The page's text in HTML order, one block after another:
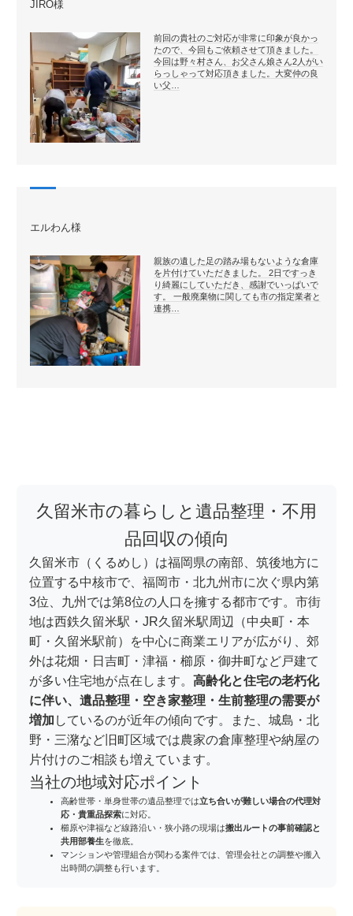
JIRO様
前回の貴社のご対応が非常に印象が良かっ
たので、今回もご依頼させて頂きました。
今回は野々村さん、お父さん娘さん2人がい
らっしゃって対応頂きました。大変仲の良
い父…
エルわん様
親族の遺した足の踏み場もないような倉庫
を片付けていただきました。 2日ですっき
り綺麗にしていただき、感謝でいっぱいで
す。 一般廃棄物に関しても市の指定業者と
連携…
久留米市の暮らしと遺品整理・不用
品回収の傾向
久留米市（くるめし）は福岡県の南部、筑後地方に
位置する中核市で、福岡市・北九州市に次ぐ県内第
3位、九州では第8位の人口を擁する都市です。市街
地は西鉄久留米駅・JR久留米駅周辺（中央町・本
町・久留米駅前）を中心に商業エリアが広がり、郊
外は花畑・日吉町・津福・櫛原・御井町など戸建て
が多い住宅地が点在します。 高齢化と住宅の老朽化
に伴い、遺品整理・空き家整理・生前整理の需要が
増加 しているのが近年の傾向です。また、城島・北
野・三潴など旧町区域では農家の倉庫整理や納屋の
片付けのご相談も増えています。
当社の地域対応ポイント
高齢世帯・単身世帯の遺品整理では立ち合いが難しい場合の代理対
応・貴重品探索に対応。
櫛原や津福など線路沿い・狭小路の現場は搬出ルートの事前確認と
共用部養生を徹底。
マンションや管理組合が関わる案件では、管理会社との調整や搬入
出時間の調整も行います。